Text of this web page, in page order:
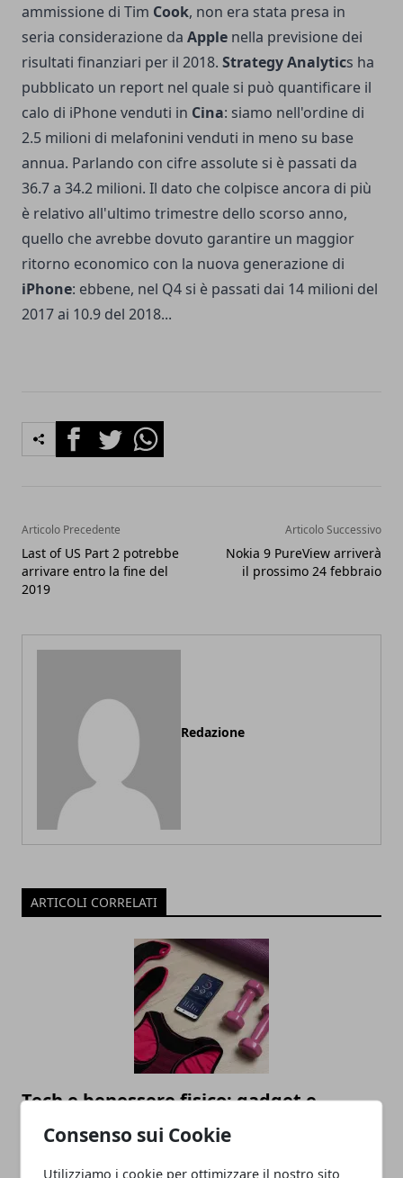
Consenso sui Cookie
Utilizziamo i cookie per ottimizzare il nostro sito
ammissione di Tim Cook, non era stata presa in
seria considerazione da Apple nella previsione dei
risultati finanziari per il 2018. Strategy Analytics ha
pubblicato un report nel quale si può quantificare il
calo di iPhone venduti in Cina: siamo nell'ordine di
2.5 milioni di melafonini venduti in meno su base
annua. Parlando con cifre assolute si è passati da
36.7 a 34.2 milioni. Il dato che colpisce ancora di più
è relativo all'ultimo trimestre dello scorso anno,
quello che avrebbe dovuto garantire un maggior
ritorno economico con la nuova generazione di
iPhone: ebbene, nel Q4 si è passati dai 14 milioni del
2017 ai 10.9 del 2018...
FacebookTwitterWhatsapp
Articolo Precedente
Last of US Part 2 potrebbe
arrivare entro la fine del
2019
Articolo Successivo
Nokia 9 PureView arriverà
il prossimo 24 febbraio
Redazione
ARTICOLI CORRELATI
Tech e benessere fisico: gadget e
soluzioni alternative per mettersi in
forma